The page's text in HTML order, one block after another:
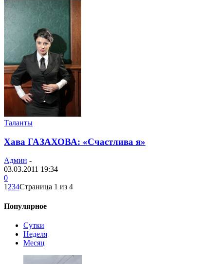
Таланты
Хава ГАЗАХОВА: «Счастлива я»
Админ -
03.03.2011 19:34
0
1 234Страница 1 из 4
Популярное
Сутки
Неделя
Месяц